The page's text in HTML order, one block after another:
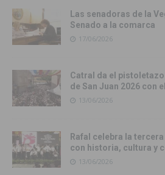
Las senadoras de la
Senado a la comarca
17/06/2026
Catral da el
de San Juan 2026 con
13/06/2026
Rafal celebra la
con historia, cultura y
13/06/2026